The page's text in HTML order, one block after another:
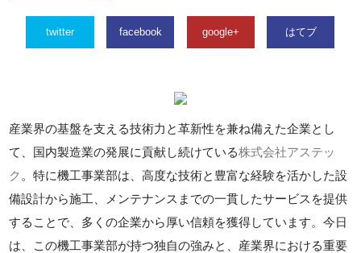
twitter facebook google+ はてブ
産業界の基盤を支える技術力と革新性を兼ね備えた企業とし
て、国内製造業の発展に貢献し続けている株式会社アステッ
ク 。特に機工事業部は、高度な技術と豊富な経験を活かした設
備設計から施工、メンテナンスまでの一貫したサービスを提供
することで、多くの企業から厚い信頼を獲得しています。今日
は、この機工事業部が持つ独自の強みと、産業界における重要